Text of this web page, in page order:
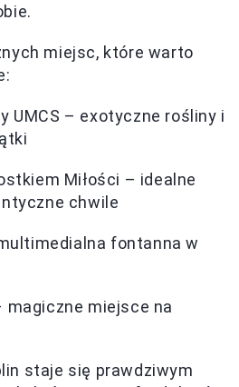
miejsc, które warto
UMCS – exotyczne rośliny i
Miłości – idealne
chwile
fontanna w
magiczne miejsce na
staje się prawdziwym